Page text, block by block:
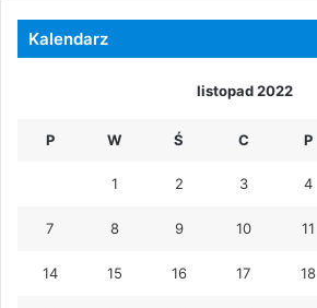
Kalendarz
listopad 2022
P W Ś C P
1 2 3 4
7 8 9 10 11
14 15 16 17 18